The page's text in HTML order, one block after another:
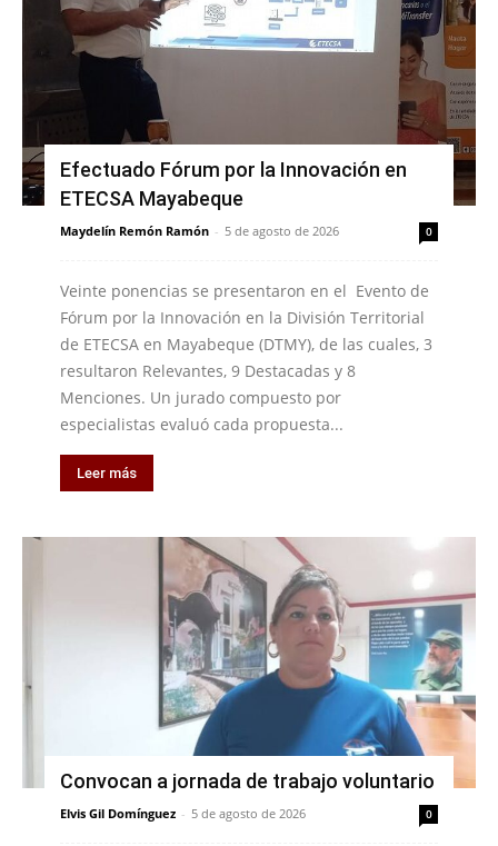
Efectuado Fórum por la Innovación en
ETECSA Mayabeque
Maydelín Remón Ramón - 5 de agosto de 2026 0
Veinte ponencias se presentaron en el Evento de
Fórum por la Innovación en la División Territorial
de ETECSA en Mayabeque (DTMY), de las cuales, 3
resultaron Relevantes, 9 Destacadas y 8
Menciones. Un jurado compuesto por
especialistas evaluó cada propuesta...
Leer más
Convocan a jornada de trabajo voluntario
Elvis Gil Domínguez - 5 de agosto de 2026 0